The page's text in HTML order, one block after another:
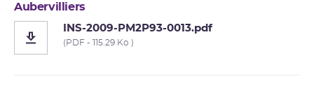
Aubervilliers
INS-2009-PM2P93-0013.pdf
(PDF - 115.29 Ko )